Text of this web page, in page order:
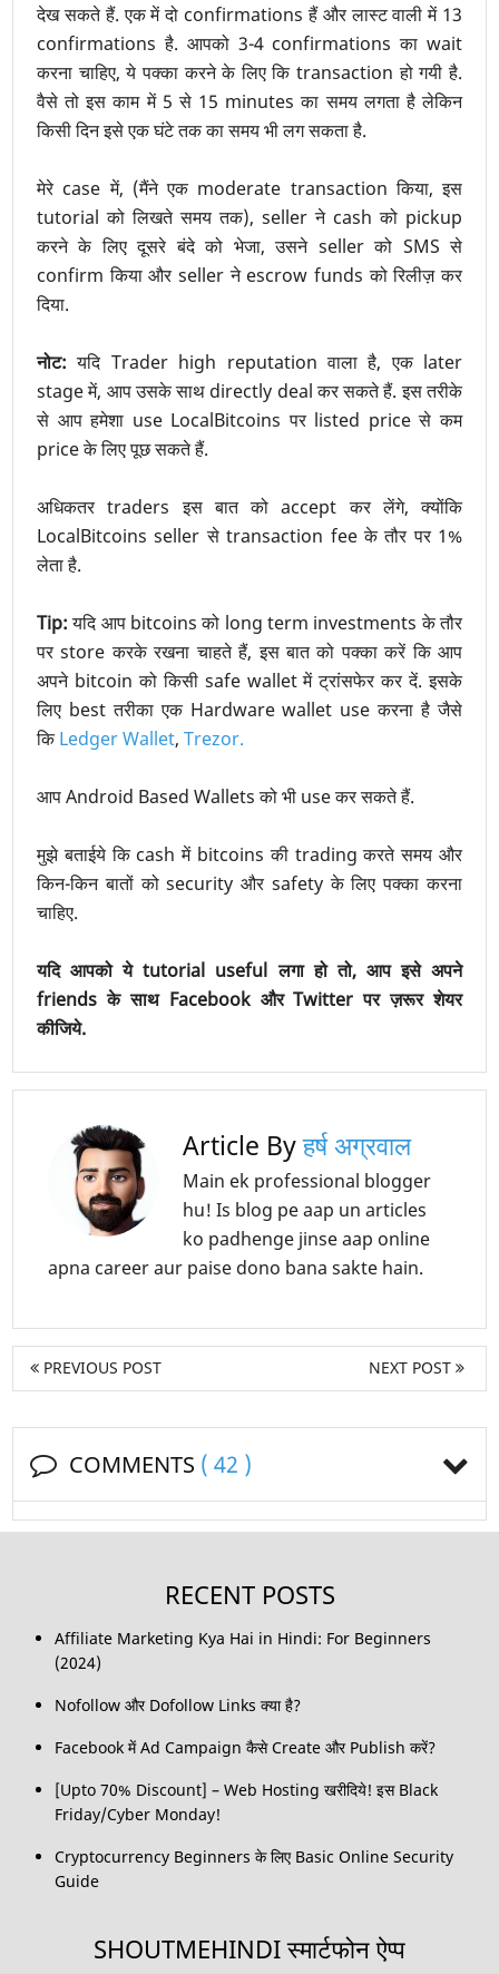
देख सकते हैं. एक में दो confirmations हैं और लास्ट वाली में 13
confirmations है. आपको 3-4 confirmations का wait
करना चाहिए, ये पक्का करने के लिए कि transaction हो गयी है.
वैसे तो इस काम में 5 से 15 minutes का समय लगता है लेकिन
किसी दिन इसे एक घंटे तक का समय भी लग सकता है.
मेरे case में, (मैंने एक moderate transaction किया, इस
tutorial को लिखते समय तक), seller ने cash को pickup
करने के लिए दूसरे बंदे को भेजा, उसने seller को SMS से
confirm किया और seller ने escrow funds को रिलीज़ कर
दिया.
नोट: यदि Trader high reputation वाला है, एक later
stage में, आप उसके साथ directly deal कर सकते हैं. इस तरीके
से आप हमेशा use LocalBitcoins पर listed price से कम
price के लिए पूछ सकते हैं.
अधिकतर traders इस बात को accept कर लेंगे, क्योंकि
LocalBitcoins seller से transaction fee के तौर पर 1%
लेता है.
Tip:यदि आप bitcoins को long term investments के तौर
पर store करके रखना चाहते हैं, इस बात को पक्का करें कि आप
अपने bitcoin को किसी safe wallet में ट्रांसफेर कर दें. इसके
लिए best तरीका एक Hardware wallet use करना है जैसे
किLedger Wallet, Trezor.
आप Android Based Wallets को भी use कर सकते हैं.
मुझे बताईये कि cash में bitcoins की trading करते समय और
किन-किन बातों को security और safety के लिए पक्का करना
चाहिए.
यदि आपको ये tutorial useful लगा हो तो, आप इसे अपने
friends के साथ Facebook और Twitter पर ज़रूर शेयर
कीजिये.
Article Byहर्ष अग्रवाल
Main ek professional blogger
hu! Is blog pe aap un articles
ko padhenge jinse aap online
apna career aur paise dono bana sakte hain.
PREVIOUS POST NEXT POST
COMMENTS ( 42 )
RECENT POSTS
Affiliate Marketing Kya Hai in Hindi: For Beginners
(2024)
Nofollow और Dofollow Links क्या है?
Facebook में Ad Campaign कैसे Create और Publish करें?
[Upto 70% Discount] – Web Hosting खरीदिये! इस Black
Friday/Cyber Monday!
Cryptocurrency Beginners के लिए Basic Online Security
Guide
SHOUTMEHINDI स्मार्टफोन ऐप्प